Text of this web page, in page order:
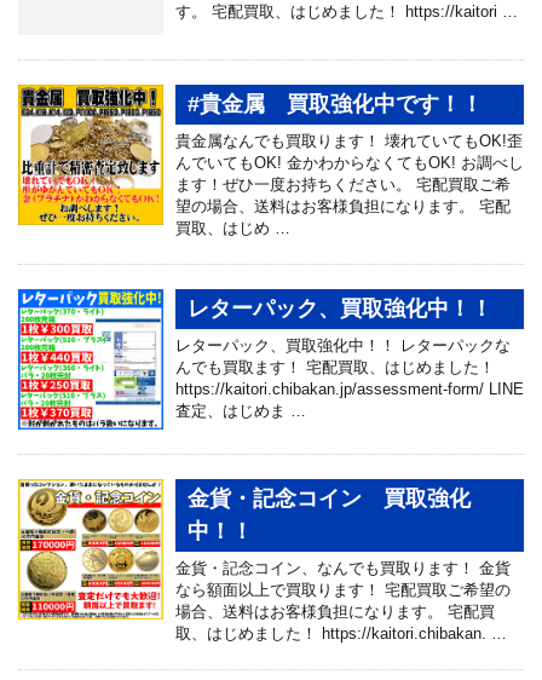
す。 宅配買取、はじめました！ https://kaitori …
#貴金属 買取強化中です！！
貴金属なんでも買取ります！ 壊れていてもOK!歪
んでいてもOK! 金かわからなくてもOK! お調べし
ます！ぜひ一度お持ちください。 宅配買取ご希
望の場合、送料はお客様負担になります。 宅配
買取、はじめ …
レターパック、買取強化中！！
レターパック、買取強化中！！ レターパックな
んでも買取ます！ 宅配買取、はじめました！
https://kaitori.chibakan.jp/assessment-form/ LINE
査定、はじめま …
金貨・記念コイン 買取強化
中！！
金貨・記念コイン、なんでも買取ります！ 金貨
なら額面以上で買取ります！ 宅配買取ご希望の
場合、送料はお客様負担になります。 宅配買
取、はじめました！ https://kaitori.chibakan. …